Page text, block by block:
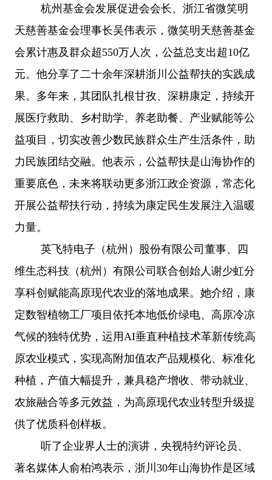
杭州基金会发展促进会会长、浙江省微笑明
天慈善基金会理事长吴伟表示，微笑明天慈善基金
会累计惠及群众超550万人次，公益总支出超10亿
元。他分享了二十余年深耕浙川公益帮扶的实践成
果。多年来，其团队扎根甘孜、深耕康定，持续开
展医疗救助、乡村助学、养老助餐、产业赋能等公
益项目，切实改善少数民族群众生产生活条件，助
力民族团结交融。他表示，公益帮扶是山海协作的
重要底色，未来将联动更多浙江政企资源，常态化
开展公益帮扶行动，持续为康定民生发展注入温暖
力量。
英飞特电子（杭州）股份有限公司董事、四
维生态科技（杭州）有限公司联合创始人谢少虹分
享科创赋能高原现代农业的落地成果。她介绍，康
定数智植物工厂项目依托本地低价绿电、高原冷凉
气候的独特优势，运用 AI垂直种植技术革新传统高
原农业模式，实现高附加值农产品规模化、标准化
种植，产值大幅提升，兼具稳产增收、带动就业、
农旅融合等多元效益，为高原现代农业转型升级提
供了优质科创样板。
听了企业界人士的演讲，央视特约评论员、
著名媒体人俞柏鸿表示，浙川 30年山海协作是区域